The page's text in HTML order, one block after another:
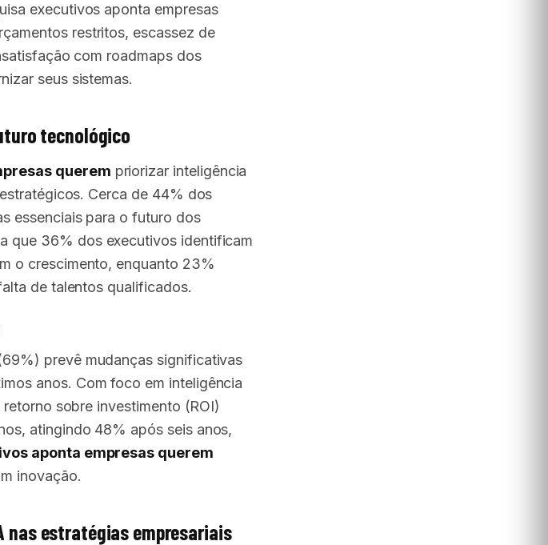
executivos aponta empresas
restritos, escassez de
com roadmaps dos
seus sistemas.
tecnológico
querem priorizar inteligência
Cerca de 44% dos
essenciais para o futuro dos
que 36% dos executivos identificam
o crescimento, enquanto 23%
de talentos qualificados.
prevê mudanças significativas
anos. Com foco em inteligência
sobre investimento (ROI)
atingindo 48% após seis anos,
aponta empresas querem
inovação.
nas estratégias empresariais